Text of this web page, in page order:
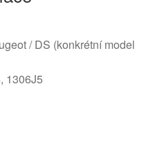
/ DS (konkrétní model
1306J5